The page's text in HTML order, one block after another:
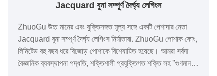
Jacquard বুনা সম্পূর্ণ দৈর্ঘ্য লেগিংস
ZhuoGu উচ্চ মানের এবং যুক্তিসঙ্গত মূল্য সঙ্গে একটি পেশাদার নেতা
Jacquard বুনা সম্পূর্ণ দৈর্ঘ্য লেগিংস নির্মাতারা. ZhuoGu পোশাক কোং,
লিমিটেড বহু বছর ধরে বিজোড় পোশাকে বিশেষায়িত হয়েছে। আমরা সর্বদা
বৈজ্ঞানিক ব্যবস্থাপনা পদ্ধতি, শক্তিশালী প্রযুক্তিগত শক্তি সহ "গুণমান,